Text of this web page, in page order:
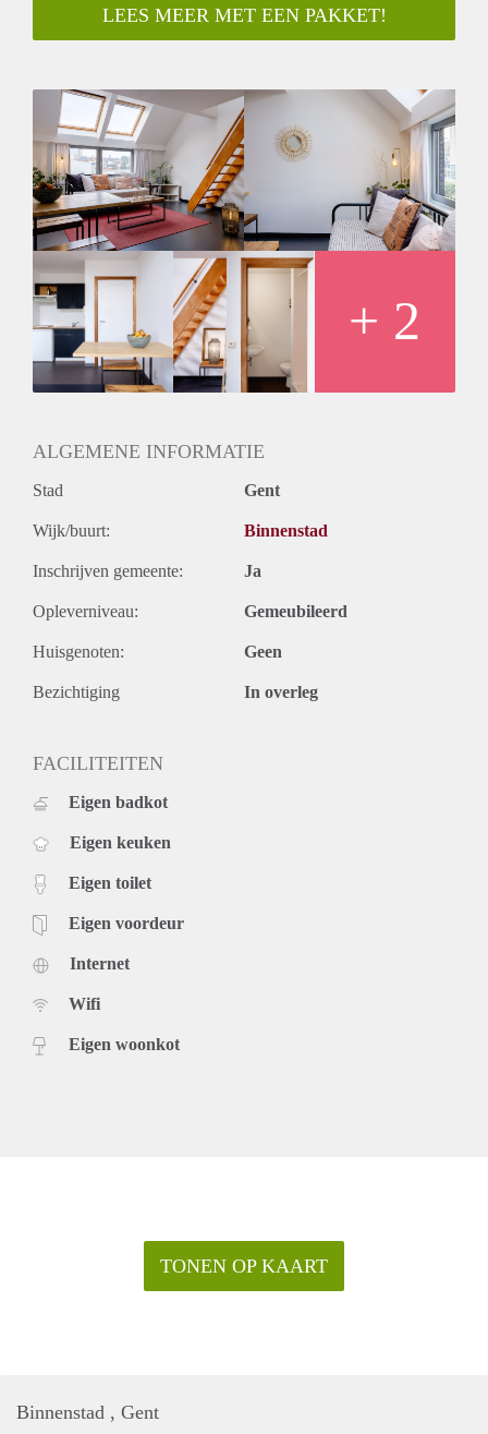
De studio is volledig bemeubeld en met eigen kitchenette en
badkot. Aparte slaapkot op de mezzanine.
microgolf, badkot met toilet, douche en lavabo).
Prijs: € 680
EGW + internet: € 70
SHORT of LONG TERM contractduur mogelijk:
9+ maanden € 680 + € 70 (EGW en internet ) / maand
3-9 maanden € 780 + € 70 (EGW en internet ) / maand
2-3 maanden € 880 + € 70 (EGW en internet ) / maand
1 maand € 1.270 + € 70 (EGW en internet ) / maand
LEES MEER MET EEN PAKKET!
+ 2
ALGEMENE INFORMATIE
Stad Gent
Wijk/buurt: Binnenstad
Inschrijven gemeente: Ja
Opleverniveau: Gemeubileerd
Huisgenoten: Geen
Bezichtiging In overleg
FACILITEITEN
Eigen badkot
Eigen keuken
Eigen toilet
Eigen voordeur
Internet
Wifi
Eigen woonkot
TONEN OP KAART
Binnenstad , Gent